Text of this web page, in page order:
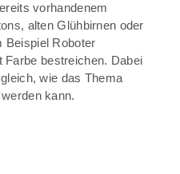
vorhandenem
alten Glühbirnen oder
Beispiel Roboter
Farbe bestreichen. Dabei
wie das Thema
kann.